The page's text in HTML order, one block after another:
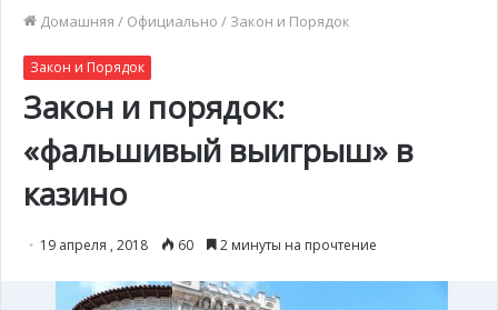
Домашняя / Официально / Закон и Порядок
Закон и Порядок
Закон и порядок:
«фальшивый выигрыш» в
казино
19 апреля , 2018 60 2 минуты на прочтение